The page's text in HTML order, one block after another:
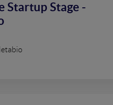
Startup Stage -